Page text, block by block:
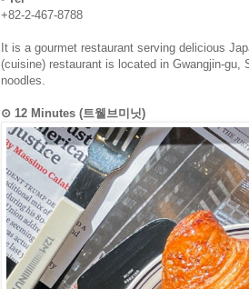
+82-2-467-8788
It is a gourmet restaurant serving delicious
(cuisine) restaurant is located in Gwangjin-
noodles.
⊙ 12 Minutes (트웰브미닛)